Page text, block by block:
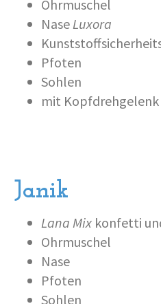
Ohrmuschel
NaseLuxora
Pfoten
Sohlen
mit Kopfdrehgelenk
Janik
Lana Mix konfetti
Ohrmuschel
Nase
Pfoten
Sohlen